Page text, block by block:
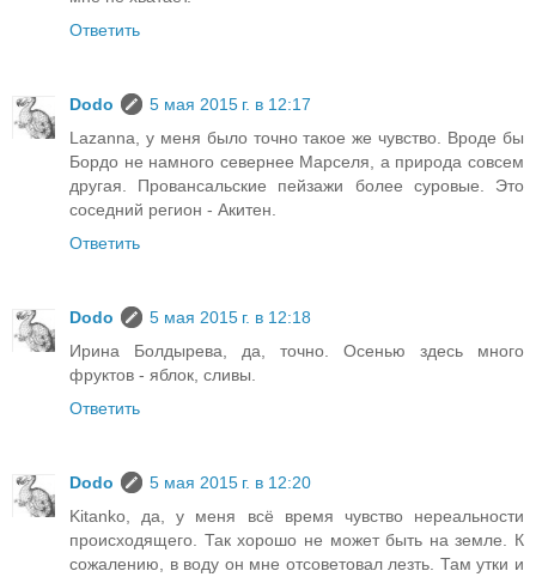
Ответить
Dodo
5 мая 2015 г. в 12:17
Lazanna, у меня было точно такое же чувство. Вроде бы
Бордо не намного севернее Марселя, а природа совсем
другая. Провансальские пейзажи более суровые. Это
соседний регион - Акитен.
Ответить
Dodo
5 мая 2015 г. в 12:18
Ирина Болдырева, да, точно. Осенью здесь много
фруктов - яблок, сливы.
Ответить
Dodo
5 мая 2015 г. в 12:20
Kitanko, да, у меня всё время чувство нереальности
происходящего. Так хорошо не может быть на земле. К
сожалению, в воду он мне отсоветовал лезть. Там утки и